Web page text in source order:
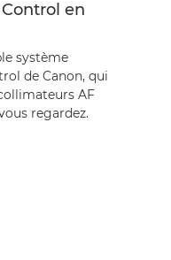
en
système
de Canon, qui
AF
regardez.